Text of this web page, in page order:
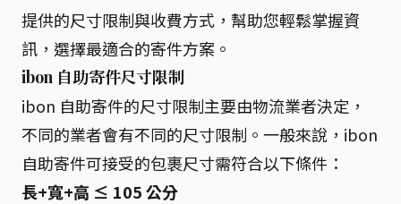
提供的尺寸限制與收費方式，幫助您輕鬆掌握資
訊，選擇最適合的寄件方案。
ibon 自助寄件尺寸限制
ibon 自助寄件的尺寸限制主要由物流業者決定，
不同的業者會有不同的尺寸限制。一般來說，ibon
自助寄件可接受的包裹尺寸需符合以下條件：
長+寬+高 ≤ 105 公分